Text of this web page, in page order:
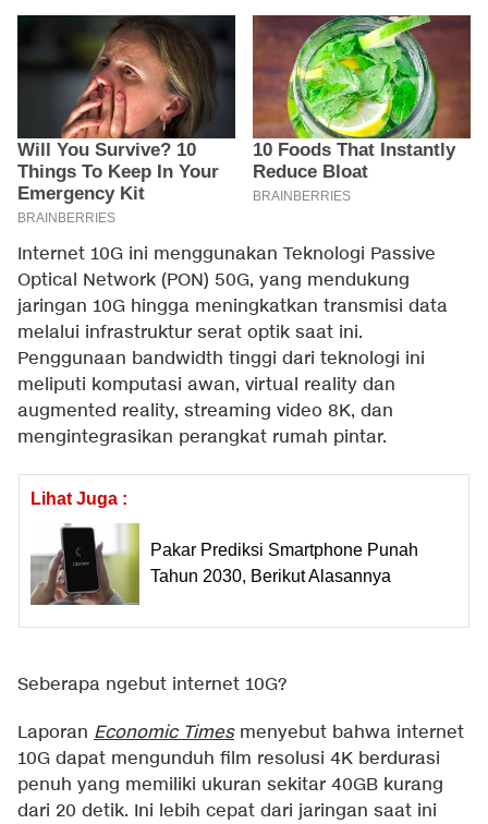
Internet 10G ini menggunakan Teknologi Passive
Optical Network (PON) 50G, yang mendukung
jaringan 10G hingga meningkatkan transmisi data
melalui infrastruktur serat optik saat ini.
Penggunaan bandwidth tinggi dari teknologi ini
meliputi komputasi awan, virtual reality dan
augmented reality, streaming video 8K, dan
mengintegrasikan perangkat rumah pintar.
Lihat Juga :
Pakar Prediksi Smartphone Punah
Tahun 2030, Berikut Alasannya
Seberapa ngebut internet 10G?
Laporan Economic Timesmenyebut bahwa internet
10G dapat mengunduh film resolusi 4K berdurasi
penuh yang memiliki ukuran sekitar 40GB kurang
dari 20 detik. Ini lebih cepat dari jaringan saat ini